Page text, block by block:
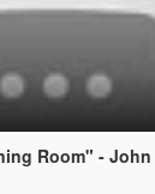
- John